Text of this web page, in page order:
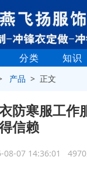
分类 知识
产品 > 正文
防寒服工作
信赖
08-07 14:36:01